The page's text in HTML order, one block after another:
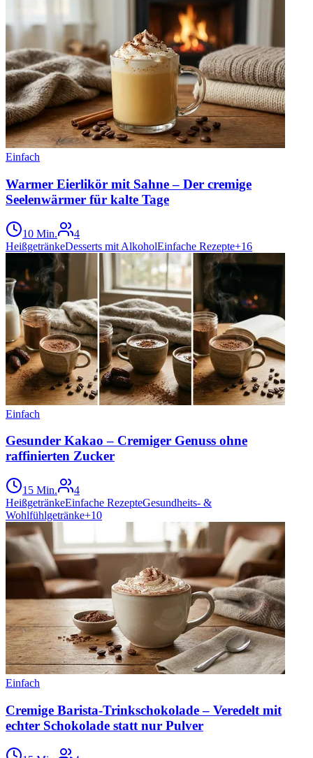
Einfach
Warmer Eierlikör mit Sahne – Der cremige
Seelenwärmer für kalte Tage
10 Min.
4
HeißgetränkeDesserts mit AlkoholEinfache Rezepte+16
Einfach
Gesunder Kakao – Cremiger Genuss ohne
raffinierten Zucker
15 Min.
4
HeißgetränkeEinfache RezepteGesundheits- &
Wohlfühlgetränke+10
Einfach
Cremige Barista-Trinkschokolade – Veredelt mit
echter Schokolade statt nur Pulver